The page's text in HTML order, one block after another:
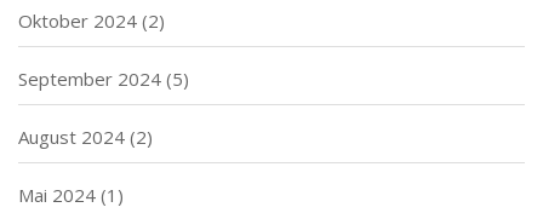
Oktober 2024 (2)
September 2024 (5)
August 2024 (2)
Mai 2024 (1)